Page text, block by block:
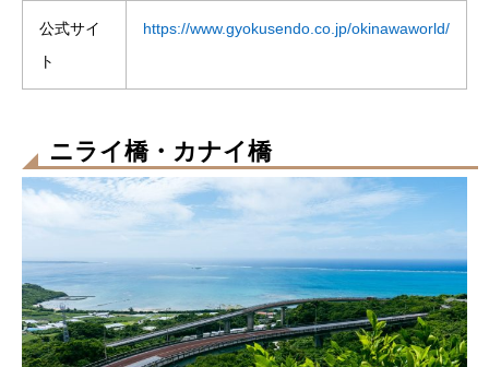
公式サイ
ト
https://www.gyokusendo.co.jp/okinawaworld/
ニライ橋・カナイ橋